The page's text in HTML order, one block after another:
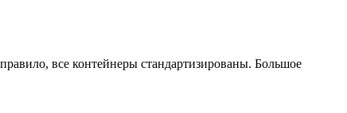
все контейнеры стандартизированы. Большое